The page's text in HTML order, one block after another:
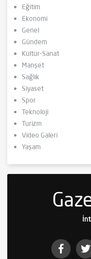
Eğitim
Ekonomi
Genel
Gündem
Kültür-Sanat
Manşet
Sağlık
Siyaset
Spor
Teknoloji
Turizm
Video Galeri
Yaşam